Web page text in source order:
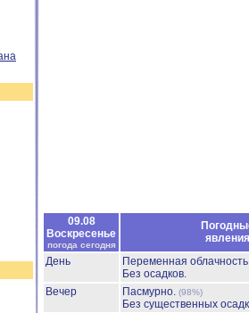
09.08
Воскресенье
погода сегодня
явления
День
Переменная
Без осадков.
Вечер
Пасмурно. (98%)
Без существенных